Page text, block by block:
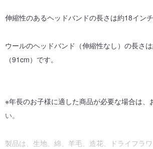
伸縮性のあるヘッドバンドの長さは約18イン
ウールのヘッドバンド（伸縮性なし）の長さ
（91cm）です。
※年長のお子様に適した商品が必要な場合は、
い。
製品は、生地、綿、羊毛、造花、ドライフラワ